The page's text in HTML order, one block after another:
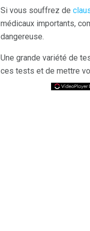
Si vous souffrez de
médicaux importants,
dangereuse.
Une grande variété de
ces tests et de mettre